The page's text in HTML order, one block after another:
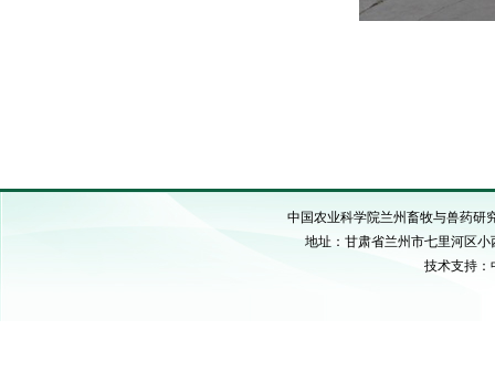
中国农业科学院兰州畜牧与兽药研
地址：甘肃省兰州市七里河区小
技术支持